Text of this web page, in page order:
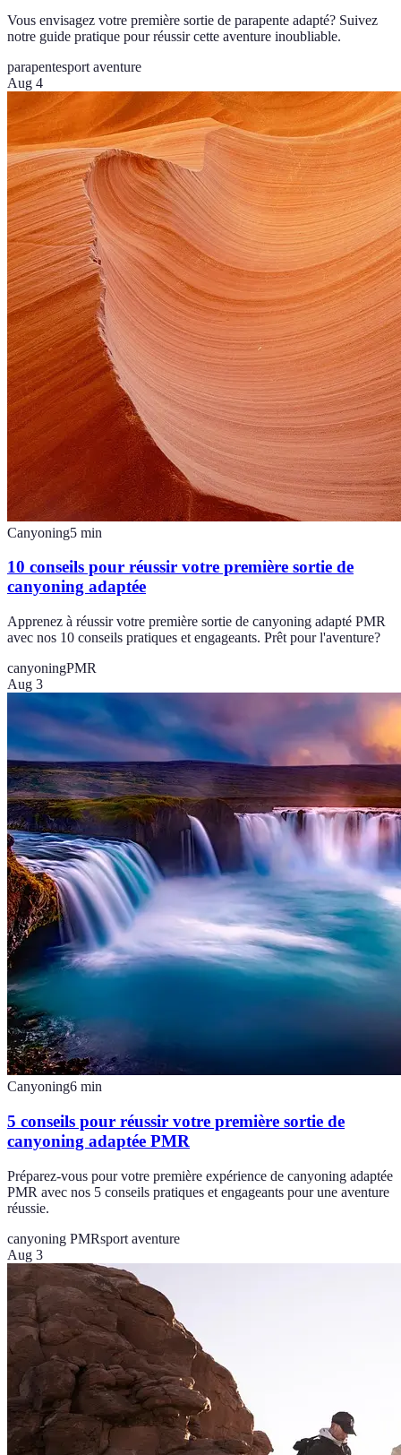
Vous envisagez votre première sortie de parapente adapté? Suivez
notre guide pratique pour réussir cette aventure inoubliable.
parapentesport aventure
Aug 4
Canyoning5 min
10 conseils pour réussir votre première sortie de
canyoning adaptée
Apprenez à réussir votre première sortie de canyoning adapté PMR
avec nos 10 conseils pratiques et engageants. Prêt pour l'aventure?
canyoningPMR
Aug 3
Canyoning6 min
5 conseils pour réussir votre première sortie de
canyoning adaptée PMR
Préparez-vous pour votre première expérience de canyoning adaptée
PMR avec nos 5 conseils pratiques et engageants pour une aventure
réussie.
canyoning PMRsport aventure
Aug 3